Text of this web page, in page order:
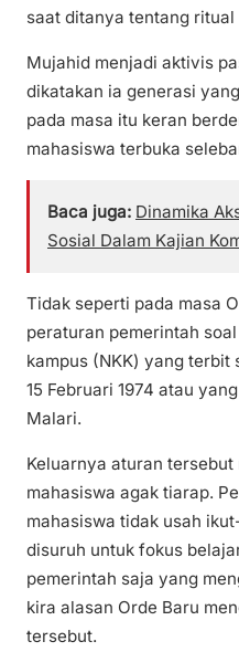
saat ditanya tentang ritual
Mujahid menjadi aktivis
dikatakan ia generasi
pada masa itu keran
mahasiswa terbuka
Baca juga: Dinamika
Sosial Dalam Kajian
Tidak seperti pada masa
peraturan pemerintah
kampus (NKK) yang
15 Februari 1974 atau
Malari.
Keluarnya aturan tersebut
mahasiswa agak tiarap.
mahasiswa tidak usah
disuruh untuk fokus
pemerintah saja yang
kira alasan Orde Baru
tersebut.